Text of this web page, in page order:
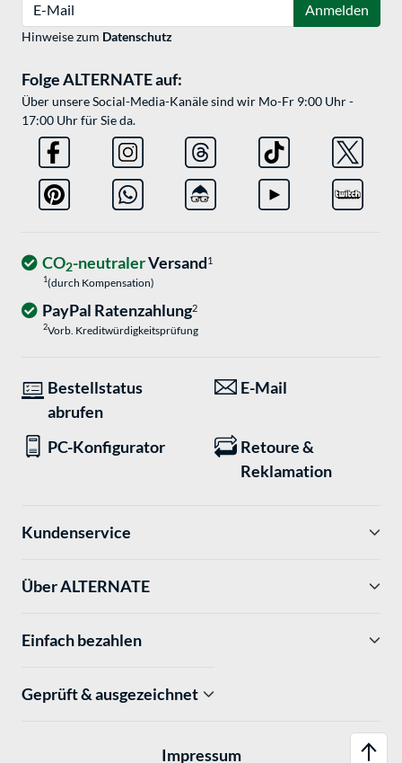
Anmelden
Hinweise zum Datenschutz
Folge ALTERNATE auf:
Über unsere Social-Media-Kanäle sind wir Mo-Fr 9:00 Uhr -
17:00 Uhr für Sie da.
CO2-neutralerVersand1
1(durch Kompensation)
PayPal Ratenzahlung2
2Vorb. Kreditwürdigkeitsprüfung
Bestellstatus
abrufen
E-Mail
PC-Konfigurator
Retoure &
Reklamation
Kundenservice
Über ALTERNATE
Einfach bezahlen
Geprüft & ausgezeichnet
Impressum